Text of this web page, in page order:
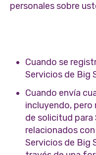
personales sobre
Cuando se
Servicios de Big
Cuando envía
incluyendo,
de solicitud para
relacionados
Servicios de Big